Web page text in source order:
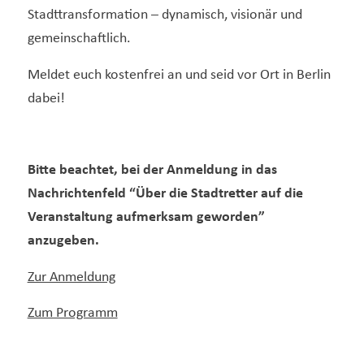
Stadttransformation – dynamisch, visionär und
gemeinschaftlich.
Meldet euch kostenfrei an und seid vor Ort in Berlin
dabei!
Bitte beachtet, bei der Anmeldung in das
Nachrichtenfeld “Über die Stadtretter auf die
Veranstaltung aufmerksam geworden”
anzugeben.
Zur Anmeldung
Zum Programm